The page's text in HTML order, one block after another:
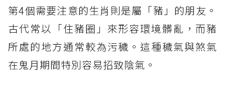
第4個需要注意的生肖則是屬「豬」的朋友。
古代常以「住豬圈」來形容環境髒亂，而豬
所處的地方通常較為污穢。這種穢氣與煞氣
在鬼月期間特別容易招致陰氣。